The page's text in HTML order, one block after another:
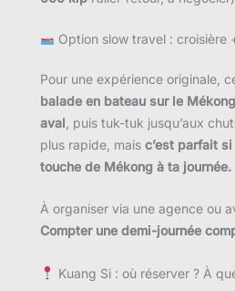
Option slow travel : croisière
Pour une expérience originale,
balade en bateau sur le
aval , puis tuk-tuk jusqu’aux
plus rapide, mais c’est parfait
touche de Mékong à ta journée.
À organiser via une agence ou
Compter une demi-journée
Kuang Si : où réserver ? À